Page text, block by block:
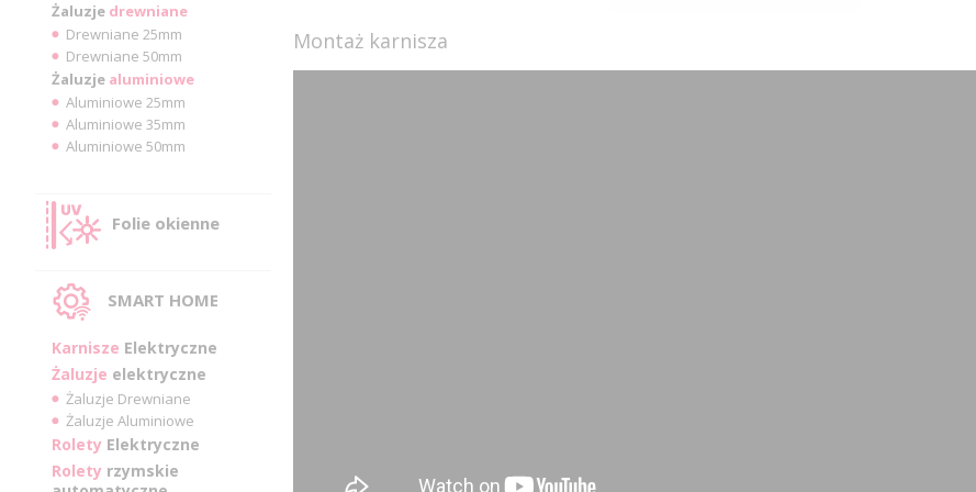
Żaluzje drewniane
Drewniane 25mm
Drewniane 50mm
Żaluzje aluminiowe
Aluminiowe 25mm
Aluminiowe 35mm
Aluminiowe 50mm
Folie okienne
SMART HOME
Karnisze Elektryczne
Żaluzje elektryczne
Żaluzje Drewniane
Żaluzje Aluminiowe
Rolety Elektryczne
Rolety rzymskie
Montaż karnisza